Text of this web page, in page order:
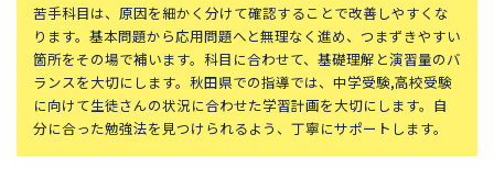
函館ラ・サール中学校
城北中学校
恵泉女学園中学校
千代田区立九段中等教育学校
大妻中学校
滝中学校
土佐中学校
國學院大學久我山中学校
苦手科目は、原因を細かく分けて確認することで改善しやすくな
ります。基本問題から応用問題へと無理なく進め、つまずきやすい
箇所をその場で補います。科目に合わせて、基礎理解と演習量のバ
ランスを大切にします。秋田県での指導では、中学受験,高校受験
に向けて生徒さんの状況に合わせた学習計画を大切にします。自
分に合った勉強法を見つけられるよう、丁寧にサポートします。